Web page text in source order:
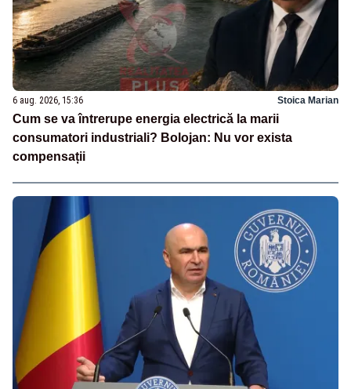
6 aug. 2026, 15:36 Stoica Marian
Cum se va întrerupe energia electrică la marii
consumatori industriali? Bolojan: Nu vor exista
compensații